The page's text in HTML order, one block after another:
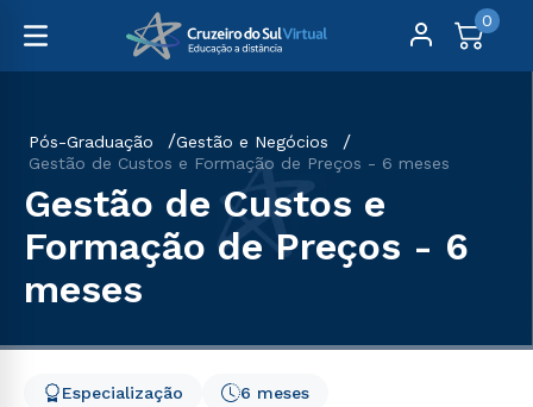
0
Pós-Graduação
Gestão e Negócios
Gestão de Custos e Formação de Preços - 6 meses
Gestão de Custos e
Formação de Preços - 6
meses
6 meses
Especialização